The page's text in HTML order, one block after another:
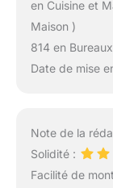
en Cuisine et
Maison )
814 en Bureaux
Date de mise
Note de la
Solidité :
Facilité de